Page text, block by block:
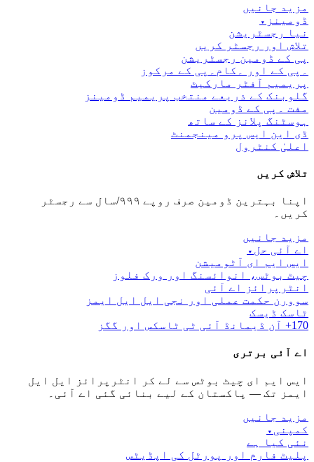
مزید جانیں
ڈومینز ▾
نیا رجسٹریشن
تلاش اور رجسٹر کریں
پی کے ڈومین رجسٹریشن
۔پی کے اور ۔کام۔پی کے مرکوز
پریمیم آفٹر مارکیٹ
گلوبنک کے ذریعے منتخب پریمیم ڈومینز
مفت ۔پی کے ڈومین
ہوسٹنگ پلانز کے ساتھ
ڈی این ایس پرو مینجمنٹ
اعلیٰ کنٹرول
تلاش کریں
اپنا بہترین ڈومین صرف روپے ۹۹۹/سال سے رجسٹر
کریں۔
مزید جانیں
اے آئی حل ▾
ایس ایم ای آٹومیشن
چیٹ بوٹس، انوائسنگ اور ورک فلوز
انٹرپرائز اے آئی
سوورن حکمت عملی اور نجی ایل ایل ایمز
ٹاسک ڈیسک
170+ آن ڈیمانڈ آئی ٹی ٹاسکس اور گگز
اے آئی برتری
ایس ایم ای چیٹ بوٹس سے لے کر انٹرپرائز ایل ایل
ایمز تک — پاکستان کے لیے بنائی گئی اے آئی۔
مزید جانیں
کمپنی ▾
نئی کیا ہے
پلیٹ فارم اور پورٹل کی اپڈیٹس